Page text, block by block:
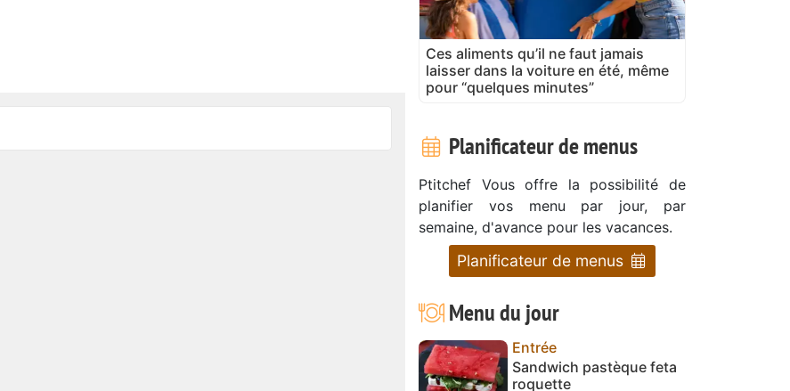
Ces aliments qu’il ne faut jamais
laisser dans la voiture en été, même
pour “quelques minutes”
Planificateur de menus
Ptitchef Vous offre la possibilité de
planifier vos menu par jour, par
semaine, d'avance pour les vacances.
Planificateur de menus
Menu du jour
Entrée
Sandwich pastèque feta
roquette